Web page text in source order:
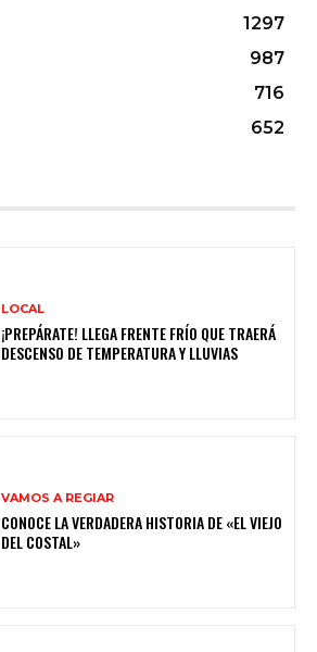
1297
987
716
652
LOCAL
¡PREPÁRATE! LLEGA FRENTE FRÍO QUE TRAERÁ
DESCENSO DE TEMPERATURA Y LLUVIAS
VAMOS A REGIAR
CONOCE LA VERDADERA HISTORIA DE «EL VIEJO
DEL COSTAL»